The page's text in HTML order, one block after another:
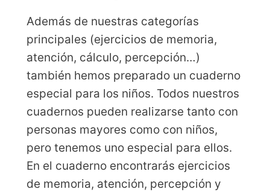
Además de nuestras categorías
principales (ejercicios de memoria,
atención, cálculo, percepción…)
también hemos preparado un cuaderno
especial para los niños. Todos nuestros
cuadernos pueden realizarse tanto con
personas mayores como con niños,
pero tenemos uno especial para ellos.
En el cuaderno encontrarás ejercicios
de memoria, atención, percepción y